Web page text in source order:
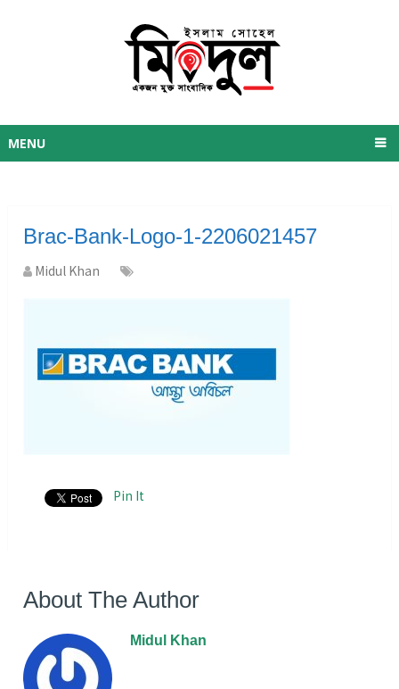
MENU
Brac-Bank-Logo-1-2206021457
Midul Khan
Pin It
About The Author
Midul Khan